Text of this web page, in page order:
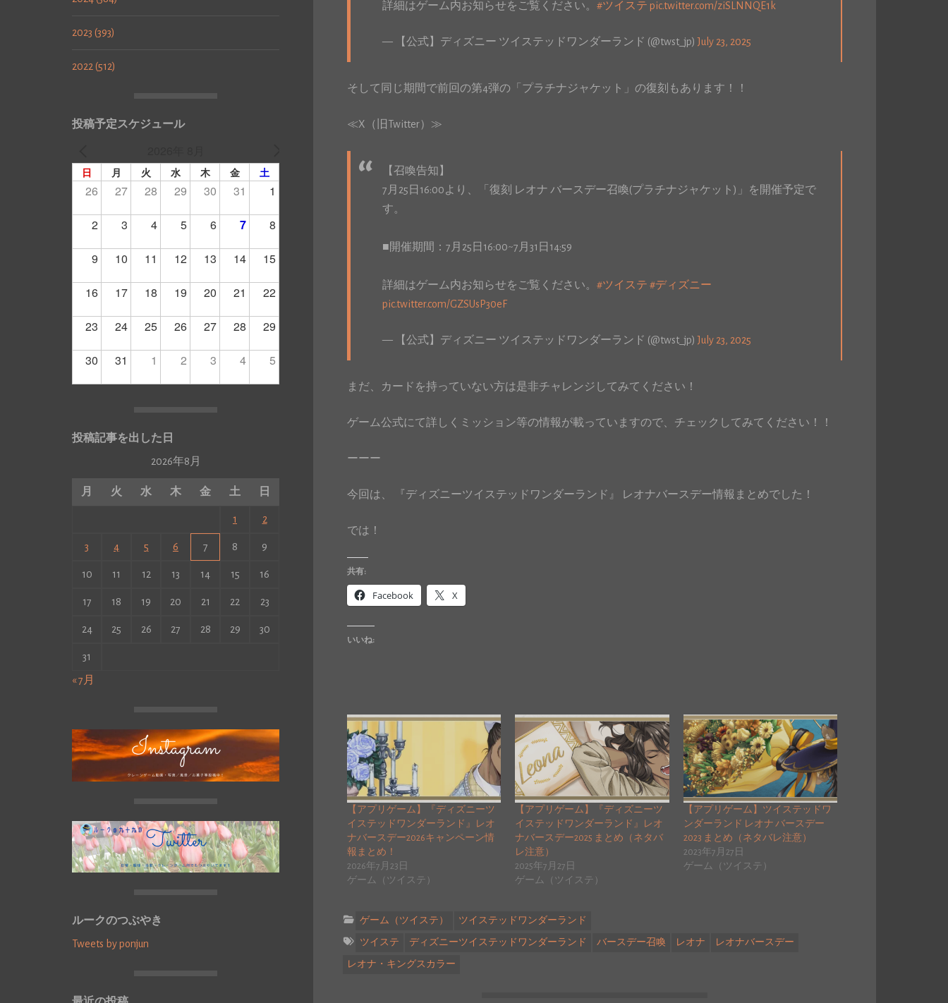
2023 (393)
2022 (512)
投稿予定スケジュール
日 月 火 水 木 金 土
26 27 28 29 30 31 1
2 3 4 5 6 7 8
9 10 11 12 13 14 15
16 17 18 19 20 21 22
23 24 25 26 27 28 29
30 31 1 2 3 4 5
投稿記事を出した日
2026年8月
月 火 水 木 金 土 日
1 2
3 4 5 6 7 8 9
10 11 12 13 14 15 16
17 18 19 20 21 22 23
24 25 26 27 28 29 30
31
« 7月
ルークのつぶやき
Tweets by ponjun
詳細はゲーム内お知らせをご覧ください。 #ツイステ pic.twitter.com/ziSLNNQE1k
— 【公式】ディズニー ツイステッドワンダーランド (@twst_jp)July 23, 2025
そして同じ期間で前回の第4弾の「プラチナジャケット」の復刻もあります！！
≪X（旧Twitter）≫
【召喚告知】
7月25日16:00より、「復刻 レオナ バースデー召喚(プラチナジャケット)」を開催予定で
す。
■開催期間：7月25日16:00~7月31日14:59
詳細はゲーム内お知らせをご覧ください。 #ツイステ #ディズニー
pic.twitter.com/GZSUsP30eF
— 【公式】ディズニー ツイステッドワンダーランド (@twst_jp)July 23, 2025
まだ、カードを持っていない方は是非チャレンジしてみてください！
ゲーム公式にて詳しくミッション等の情報が載っていますので、チェックしてみてください！！
ーーー
今回は、 『ディズニーツイステッドワンダーランド』 レオナバースデー情報まとめでした！
では！
共有:
Facebook X
いいね:
【アプリゲーム】『ディズニーツ
イステッドワンダーランド』レオ
ナバースデー2026キャンペーン情
報まとめ！
2026年7月23日
ゲーム（ツイステ）
【アプリゲーム】『ディズニーツ
イステッドワンダーランド』レオ
ナバースデー2025 まとめ（ネタバ
レ注意）
2025年7月27日
ゲーム（ツイステ）
【アプリゲーム】ツイステッドワ
ンダーランド レオナ バースデー
2023 まとめ（ネタバレ注意）
2023年7月27日
ゲーム（ツイステ）
ゲーム（ツイステ） ツイステッドワンダーランド
ツイステ ディズニーツイステッドワンダーランド バースデー召喚 レオナ レオナバースデー
レオナ・キングスカラー